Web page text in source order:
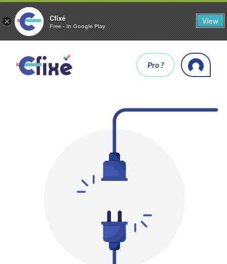
× Cfixé
Free - In Google Play
View
Pro ?